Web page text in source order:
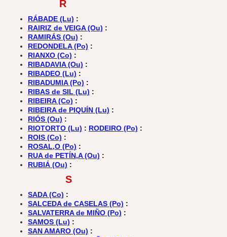
R
RÁBADE (Lu) :
RAIRIZ de VEIGA (Ou) :
RAMIRÁS (Ou) :
REDONDELA (Po) :
RIANXO (Co) :
RIBADAVIA (Ou) :
RIBADEO (Lu) :
RIBADUMIA (Po) :
RIBAS de SIL (Lu) :
RIBEIRA (Co) :
RIBEIRA de PIQUÍN (Lu) :
RIÓS (Ou) :
RIOTORTO (Lu) : RODEIRO (Po) :
ROIS (Co) :
ROSAL,O (Po) :
RUA de PETÍN,A (Ou) :
RUBIÁ (Ou) :
S
SADA (Co) :
SALCEDA de CASELAS (Po) :
SALVATERRA de MIÑO (Po) :
SAMOS (Lu) :
SAN AMARO (Ou) :